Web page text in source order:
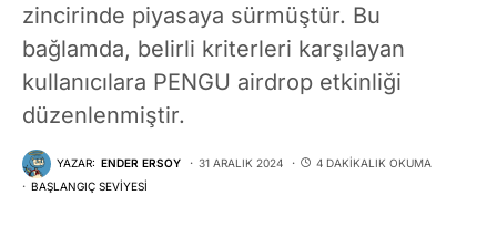
zincirinde piyasaya sürmüştür. Bu
bağlamda, belirli kriterleri karşılayan
kullanıcılara PENGU airdrop etkinliği
düzenlenmiştir.
YAZAR: ENDER ERSOY 31 ARALIK 2024
4 DAKIKALIK OKUMA
BAŞLANGIÇ SEVIYESI